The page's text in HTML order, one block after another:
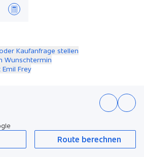
Kaufanfrage stellen
Wunschtermin
Frey
Route berechnen